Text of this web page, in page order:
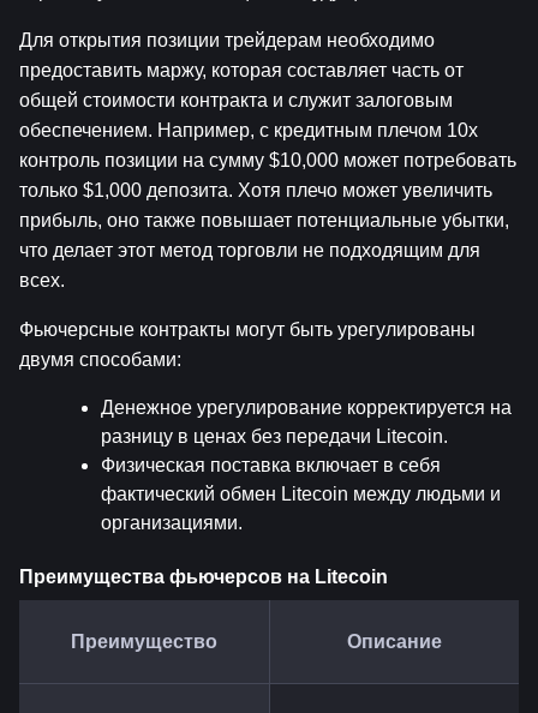
Для открытия позиции трейдерам необходимо
предоставить маржу, которая составляет часть от
общей стоимости контракта и служит залоговым
обеспечением. Например, с кредитным плечом 10x
контроль позиции на сумму $10,000 может потребовать
только $1,000 депозита. Хотя плечо может увеличить
прибыль, оно также повышает потенциальные убытки,
что делает этот метод торговли не подходящим для
всех.
Фьючерсные контракты могут быть урегулированы
двумя способами:
Денежное урегулирование корректируется на
разницу в ценах без передачи Litecoin.
Физическая поставка включает в себя
фактический обмен Litecoin между людьми и
организациями.
Преимущества фьючерсов на Litecoin
Преимущество Описание